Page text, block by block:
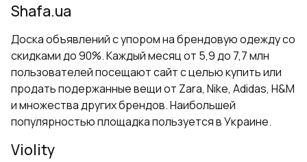
Shafa.ua
Доска объявлений с упором на брендовую одежду со
скидками до 90%. Каждый месяц от 5,9 до 7,7 млн
пользователей посещают сайт с целью купить или
продать подержанные вещи от Zara, Nike, Adidas, H&M
и множества других брендов. Наибольшей
популярностью площадка пользуется в Украине.
Violity